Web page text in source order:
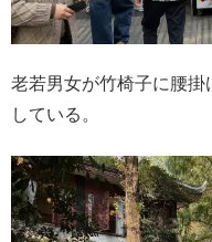
老若男女が竹椅子に腰
している。